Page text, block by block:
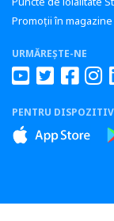
Promoții în magazine
URMĂREȘTE-NE
PENTRU